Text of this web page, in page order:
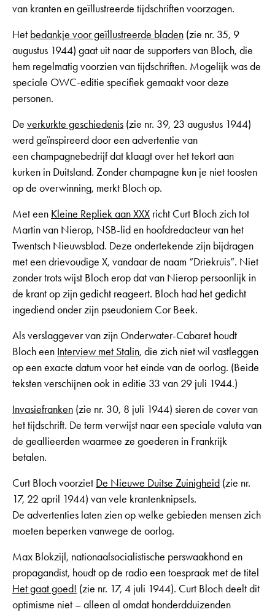
van kranten en geïllustreerde tijdschriften voorzagen.
Het bedankje voor geïllustreerde bladen (zie nr. 35, 9
augustus 1944) gaat uit naar de supporters van Bloch, die
hem regelmatig voorzien van tijdschriften. Mogelijk was de
speciale OWC-editie specifiek gemaakt voor deze
personen.
De verkurkte geschiedenis (zie nr. 39, 23 augustus 1944)
werd geïnspireerd door een advertentie van
een champagnebedrijf dat klaagt over het tekort aan
kurken in Duitsland. Zonder champagne kun je niet toosten
op de overwinning, merkt Bloch op.
Met een Kleine Repliek aan XXX richt Curt Bloch zich tot
Martin van Nierop, NSB-lid en hoofdredacteur van het
Twentsch Nieuwsblad. Deze ondertekende zijn bijdragen
met een drievoudige X, vandaar de naam “Driekruis”. Niet
zonder trots wijst Bloch erop dat van Nierop persoonlijk in
de krant op zijn gedicht reageert. Bloch had het gedicht
ingediend onder zijn pseudoniem Cor Beek.
Als verslaggever van zijn Onderwater-Cabaret houdt
Bloch een Interview met Stalin, die zich niet wil vastleggen
op een exacte datum voor het einde van de oorlog. (Beide
teksten verschijnen ook in editie 33 van 29 juli 1944.)
Invasiefranken (zie nr. 30, 8 juli 1944) sieren de cover van
het tijdschrift. De term verwijst naar een speciale valuta van
de geallieerden waarmee ze goederen in Frankrijk
betalen.
Curt Bloch voorziet De Nieuwe Duitse Zuinigheid (zie nr.
17, 22 april 1944) van vele krantenknipsels.
De advertenties laten zien op welke gebieden mensen zich
moeten beperken vanwege de oorlog.
Max Blokzijl, nationaalsocialistische perswaakhond en
propagandist, houdt op de radio een toespraak met de titel
Het gaat goed! (zie nr. 17, 4 juli 1944). Curt Bloch deelt dit
optimisme niet – alleen al omdat honderdduizenden